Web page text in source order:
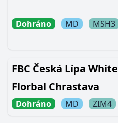
Dohráno MD MSH3
FBC Česká Lípa White
Florbal Chrastava
Dohráno MD ZIM4